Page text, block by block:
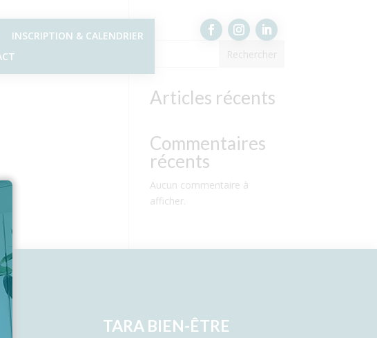
INSCRIPTION & CALENDRIER
Rechercher
Articles récents
Commentaires
récents
Aucun commentaire à
afficher.
TARA BIEN-ÊTRE